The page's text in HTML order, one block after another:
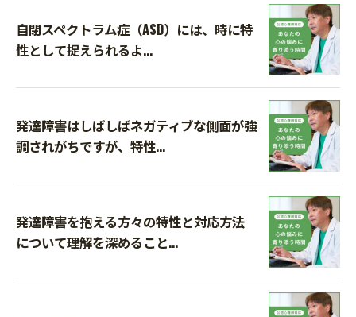
自閉スペクトラム症（ASD）には、時に特
性として捉えられるよ...
発達障害はしばしばネガティブな側面が強
調されがちですが、特性...
発達障害を抱える方々の特性と対応方法
について理解を深めること...